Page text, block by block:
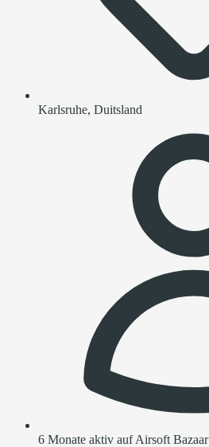
Karlsruhe, Duitsland
6 Monate aktiv auf Airsoft Bazaar